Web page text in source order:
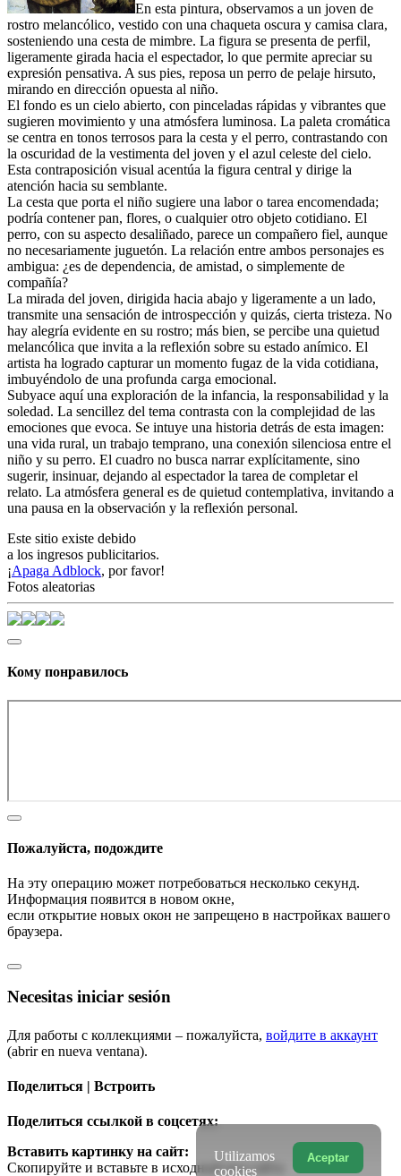
En esta pintura, observamos a un joven de
rostro melancólico, vestido con una chaqueta oscura y camisa clara,
sosteniendo una cesta de mimbre. La figura se presenta de perfil,
ligeramente girada hacia el espectador, lo que permite apreciar su
expresión pensativa. A sus pies, reposa un perro de pelaje hirsuto,
mirando en dirección opuesta al niño.
El fondo es un cielo abierto, con pinceladas rápidas y vibrantes que
sugieren movimiento y una atmósfera luminosa. La paleta cromática
se centra en tonos terrosos para la cesta y el perro, contrastando con
la oscuridad de la vestimenta del joven y el azul celeste del cielo.
Esta contraposición visual acentúa la figura central y dirige la
atención hacia su semblante.
La cesta que porta el niño sugiere una labor o tarea encomendada;
podría contener pan, flores, o cualquier otro objeto cotidiano. El
perro, con su aspecto desaliñado, parece un compañero fiel, aunque
no necesariamente juguetón. La relación entre ambos personajes es
ambigua: ¿es de dependencia, de amistad, o simplemente de
compañía?
La mirada del joven, dirigida hacia abajo y ligeramente a un lado,
transmite una sensación de introspección y quizás, cierta tristeza. No
hay alegría evidente en su rostro; más bien, se percibe una quietud
melancólica que invita a la reflexión sobre su estado anímico. El
artista ha logrado capturar un momento fugaz de la vida cotidiana,
imbuyéndolo de una profunda carga emocional.
Subyace aquí una exploración de la infancia, la responsabilidad y la
soledad. La sencillez del tema contrasta con la complejidad de las
emociones que evoca. Se intuye una historia detrás de esta imagen:
una vida rural, un trabajo temprano, una conexión silenciosa entre el
niño y su perro. El cuadro no busca narrar explícitamente, sino
sugerir, insinuar, dejando al espectador la tarea de completar el
relato. La atmósfera general es de quietud contemplativa, invitando a
una pausa en la observación y la reflexión personal.
Este sitio existe debido
a los ingresos publicitarios.
¡Apaga Adblock, por favor!
Fotos aleatorias
Кому понравилось
Пожалуйста, подождите
На эту операцию может потребоваться несколько секунд.
Информация появится в новом окне,
если открытие новых окон не запрещено в настройках вашего
браузера.
Necesitas iniciar sesión
Для работы с коллекциями – пожалуйста, войдите в аккаунт
(abrir en nueva ventana).
Поделиться | Встроить
Поделиться ссылкой в соцсетях:
Вставить картинку на сайт:
Скопируйте и вставьте в исходный код сайта
Aceptar
Utilizamos
cookies